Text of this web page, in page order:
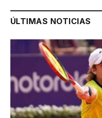
ÚLTIMAS NOTICIAS